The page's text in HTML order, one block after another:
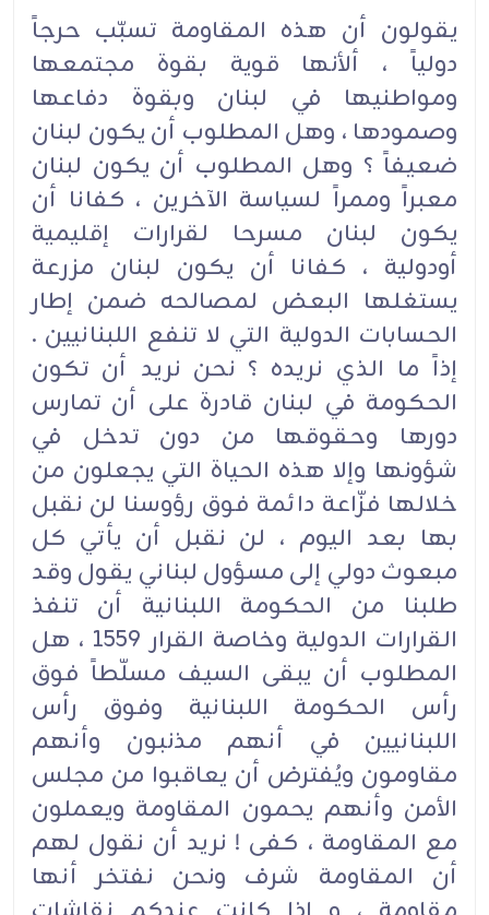
يقولون أن هذه المقاومة تسبّب حرجاً
دولياً ، ألأنها قوية بقوة مجتمعها
ومواطنيها في لبنان وبقوة دفاعها
وصمودها ، وهل المطلوب أن يكون لبنان
ضعيفاً ؟ وهل المطلوب أن يكون لبنان
معبراً وممراً لسياسة الآخرين ، كفانا أن
يكون لبنان مسرحا لقرارات إقليمية
أودولية ، كفانا أن يكون لبنان مزرعة
يستغلها البعض لمصالحه ضمن إطار
الحسابات الدولية التي لا تنفع اللبنانيين .
إذاً ما الذي نريده ؟ نحن نريد أن تكون
الحكومة في لبنان قادرة على أن تمارس
دورها وحقوقها من دون تدخل في
شؤونها وإلا هذه الحياة التي يجعلون من
خلالها فزّاعة دائمة فوق رؤوسنا لن نقبل
بها بعد اليوم ، لن نقبل أن يأتي كل
مبعوث دولي إلى مسؤول لبناني يقول وقد
طلبنا من الحكومة اللبنانية أن تنفذ
القرارات الدولية وخاصة القرار 1559 ، هل
المطلوب أن يبقى السيف مسلّطاً فوق
رأس الحكومة اللبنانية وفوق رأس
اللبنانيين في أنهم مذنبون وأنهم
مقاومون ويُفترض أن يعاقبوا من مجلس
الأمن وأنهم يحمون المقاومة ويعملون
مع المقاومة ، كفى ! نريد أن نقول لهم
أن المقاومة شرف ونحن نفتخر أنها